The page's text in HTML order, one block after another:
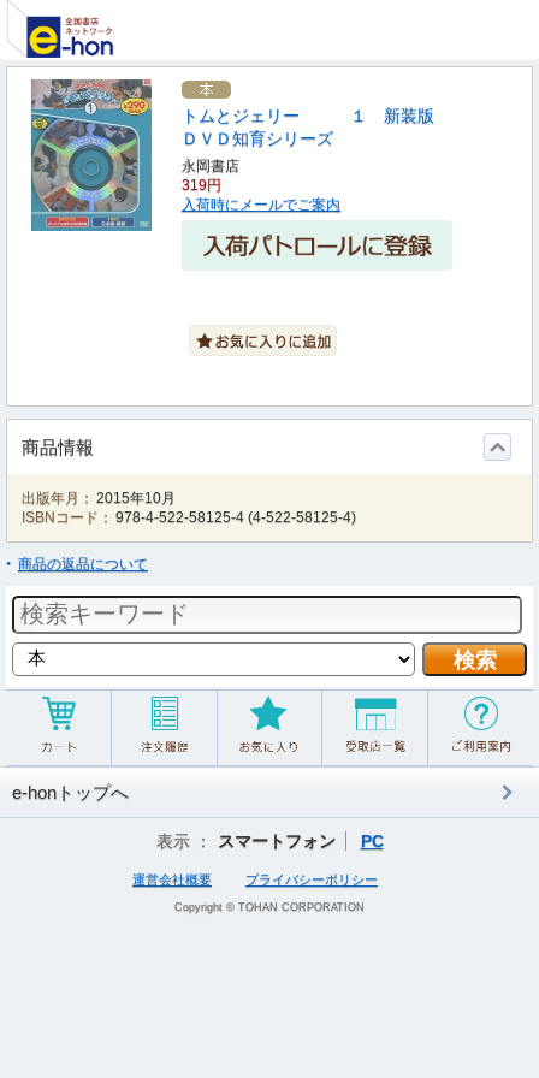
トムとジェリー １ 新装版
ＤＶＤ知育シリーズ
永岡書店
319円
入荷時にメールでご案内
商品情報
出版年月： 2015年10月
ISBNコード： 978-4-522-58125-4 (4-522-58125-4)
商品の返品について
e-honトップへ
表示 ： スマートフォン PC
運営会社概要 プライバシーポリシー
Copyright © TOHAN CORPORATION